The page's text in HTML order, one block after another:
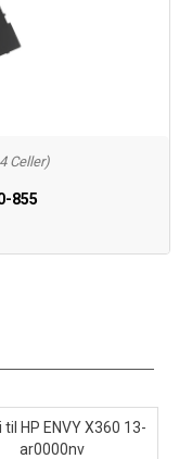
Celler)
855
HP ENVY X360 13-
ar0000nv